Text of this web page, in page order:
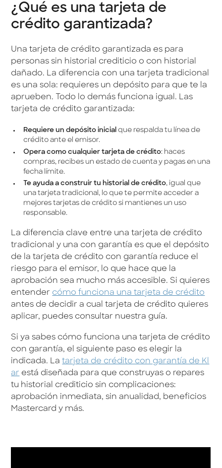
¿Qué es una tarjeta de
crédito garantizada?
Una tarjeta de crédito garantizada es para
personas sin historial crediticio o con historial
dañado. La diferencia con una tarjeta tradicional
es una sola: requieres un depósito para que te la
aprueben. Todo lo demás funciona igual. Las
tarjeta de crédito garantizada:
Requiere un depósito inicial que respalda tu línea de
crédito ante el emisor.
Opera como cualquier tarjeta de crédito: haces
compras, recibes un estado de cuenta y pagas en una
fecha límite.
Te ayuda a construir tu historial de crédito, igual que
una tarjeta tradicional, lo que te permite acceder a
mejores tarjetas de crédito si mantienes un uso
responsable.
La diferencia clave entre una tarjeta de crédito
tradicional y una con garantía es que el depósito
de la tarjeta de crédito con garantía reduce el
riesgo para el emisor, lo que hace que la
aprobación sea mucho más accesible. Si quieres
entender cómo funciona una tarjeta de crédito
antes de decidir a cual tarjeta de crédito quieres
aplicar, puedes consultar nuestra guía.
Si ya sabes cómo funciona una tarjeta de crédito
con garantía, el siguiente paso es elegir la
indicada. Latarjeta de crédito con garantía de Kl
ar está diseñada para que construyas o repares
tu historial crediticio sin complicaciones:
aprobación inmediata, sin anualidad, beneficios
Mastercard y más.